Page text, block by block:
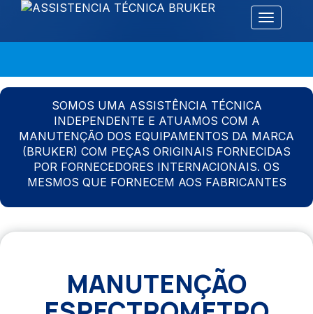
Alternar
SOMOS UMA ASSISTÊNCIA TÉCNICA
INDEPENDENTE E ATUAMOS COM A
MANUTENÇÃO DOS EQUIPAMENTOS DA MARCA
(BRUKER) COM PEÇAS ORIGINAIS FORNECIDAS
POR FORNECEDORES INTERNACIONAIS. OS
MESMOS QUE FORNECEM AOS FABRICANTES
MANUTENÇÃO